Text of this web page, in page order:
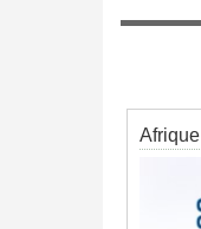
Afrique